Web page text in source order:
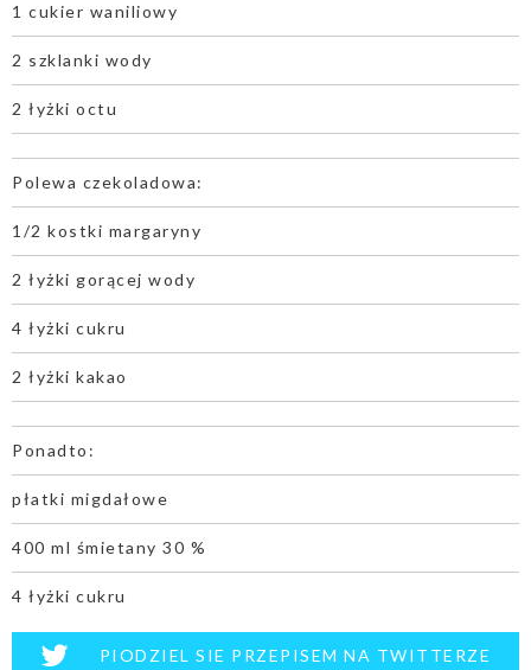
1 cukier waniliowy
2 szklanki wody
2 łyżki octu
Polewa czekoladowa:
1/2 kostki margaryny
2 łyżki gorącej wody
4 łyżki cukru
2 łyżki kakao
Ponadto:
płatki migdałowe
400 ml śmietany 30 %
4 łyżki cukru
PIODZIEL SIE PRZEPISEM NA TWITTERZE